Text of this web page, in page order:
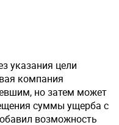
указания цели
компания
но затем может
суммы ущерба с
возможность